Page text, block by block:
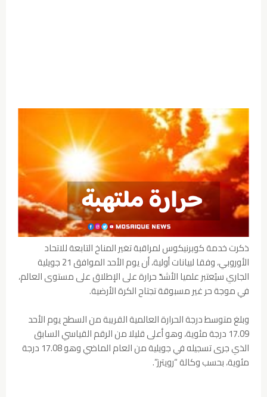
ذكرت خدمة كوبرنيكوس لمراقبة تغير المناخ التابعة للاتحاد
الأوروبي، وفقا لبيانات أولية، أن يوم الأحد الموافق 21 جويلية
الجاري سيُعتبر علميا الأشدّ حرارة على الإطلاق على مستوى العالم،
في موجة حر غير مسبوقة تجتاح الكرة الأرضية.
وبلغ متوسط درجة الحرارة العالمية القريبة من السطح يوم الأحد
17.09 درجة مئوية، وهو أعلى قليلا من الرقم القياسي السابق
الذي جرى تسجيله في جويلية من العام الماضي وهو 17.08 درجة
مئوية، بحسب وكالة “رويترز”.